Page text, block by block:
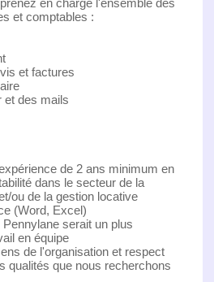
et comptables :
et factures
et des mails
de 2 ans minimum en
dans le secteur de la
ou de la gestion locative
(Word, Excel)
serait un plus
en équipe
de l'organisation et respect
qualités que nous recherchons